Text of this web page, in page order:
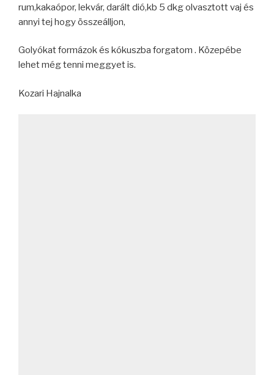
rum,kakaópor, lekvár, darált dió,kb 5 dkg olvasztott vaj és
annyi tej hogy összeálljon,
Golyókat formázok és kókuszba forgatom . Közepébe
lehet még tenni meggyet is.
Kozari Hajnalka